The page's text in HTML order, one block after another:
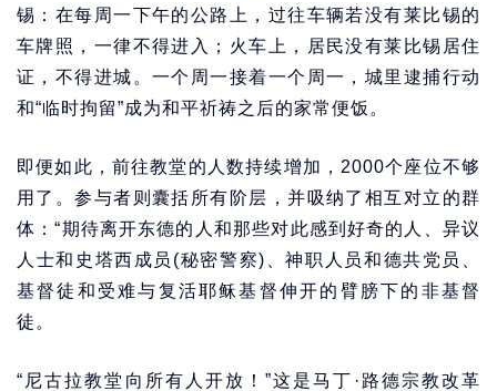
锡：在每周一下午的公路上，过往车辆若没有莱比锡的
车牌照，一律不得进入；火车上，居民没有莱比锡居住
证，不得进城。一个周一接着一个周一，城里逮捕行动
和“临时拘留”成为和平祈祷之后的家常便饭。
即便如此，前往教堂的人数持续增加，2000个座位不够
用了。参与者则囊括所有阶层，并吸纳了相互对立的群
体：“期待离开东德的人和那些对此感到好奇的人、异议
人士和史塔西成员(秘密警察)、神职人员和德共党员、
基督徒和受难与复活耶稣基督伸开的臂膀下的非基督
徒。
“尼古拉教堂向所有人开放！”这是马丁·路德宗教改革